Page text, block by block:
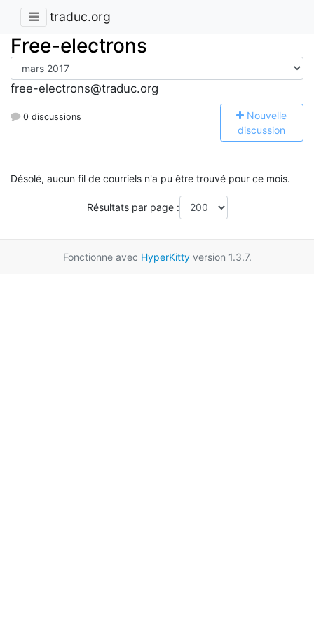
traduc.org
Free-electrons
free-electrons@traduc.org
0 discussions Nouvelle
discussion
Désolé, aucun fil de courriels n'a pu être trouvé pour ce mois.
Résultats par page :
Fonctionne avec HyperKittyversion 1.3.7.